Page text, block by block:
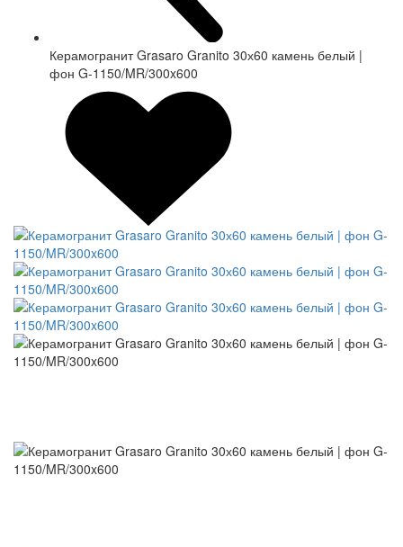
Керамогранит Grasaro Granito 30х60 камень белый |
фон G-1150/MR/300x600